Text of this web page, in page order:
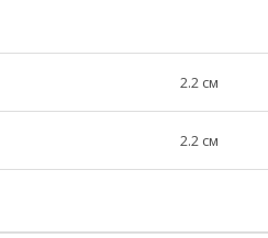
2.2 см
2.2 см